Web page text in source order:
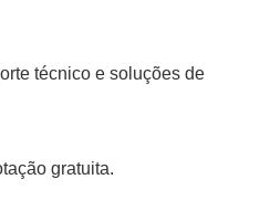
técnico e soluções de
gratuita.